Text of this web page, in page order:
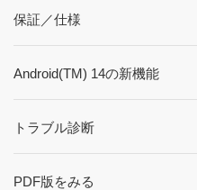
保証／仕様
Android(TM) 14の新機能
トラブル診断
PDF版をみる